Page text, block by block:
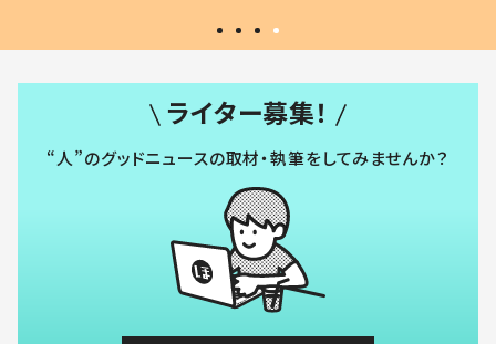
ライター募集！
“人”のグッドニュースの取材・執筆をしてみませんか？